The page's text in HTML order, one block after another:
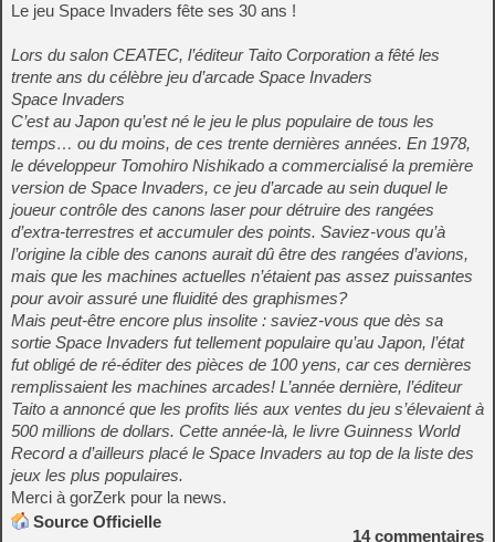
Le jeu Space Invaders fête ses 30 ans !
Lors du salon CEATEC, l’éditeur Taito Corporation a fêté les
trente ans du célèbre jeu d’arcade Space Invaders
Space Invaders
C’est au Japon qu’est né le jeu le plus populaire de tous les
temps… ou du moins, de ces trente dernières années. En 1978,
le développeur Tomohiro Nishikado a commercialisé la première
version de Space Invaders, ce jeu d’arcade au sein duquel le
joueur contrôle des canons laser pour détruire des rangées
d’extra-terrestres et accumuler des points. Saviez-vous qu’à
l’origine la cible des canons aurait dû être des rangées d’avions,
mais que les machines actuelles n’étaient pas assez puissantes
pour avoir assuré une fluidité des graphismes?
Mais peut-être encore plus insolite : saviez-vous que dès sa
sortie Space Invaders fut tellement populaire qu’au Japon, l’état
fut obligé de ré-éditer des pièces de 100 yens, car ces dernières
remplissaient les machines arcades! L’année dernière, l’éditeur
Taito a annoncé que les profits liés aux ventes du jeu s’élevaient à
500 millions de dollars. Cette année-là, le livre Guinness World
Record a d’ailleurs placé le Space Invaders au top de la liste des
jeux les plus populaires.
Merci à gorZerk pour la news.
Source Officielle
14commentaires